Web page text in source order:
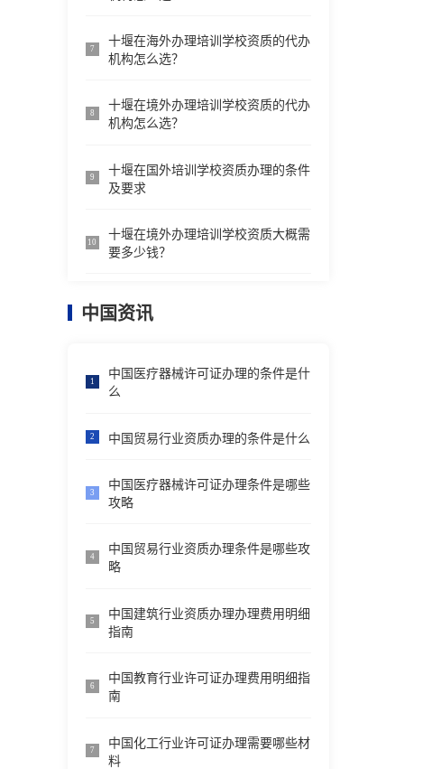
7
十堰在海外办理培训学校资质的代办
机构怎么选？
8
十堰在境外办理培训学校资质的代办
机构怎么选？
9
十堰在国外培训学校资质办理的条件
及要求
10
十堰在境外办理培训学校资质大概需
要多少钱？
中国资讯
1
中国医疗器械许可证办理的条件是什
么
2 中国贸易行业资质办理的条件是什么
3
中国医疗器械许可证办理条件是哪些
攻略
4
中国贸易行业资质办理条件是哪些攻
略
5
中国建筑行业资质办理办理费用明细
指南
6
中国教育行业许可证办理费用明细指
南
7
中国化工行业许可证办理需要哪些材
料